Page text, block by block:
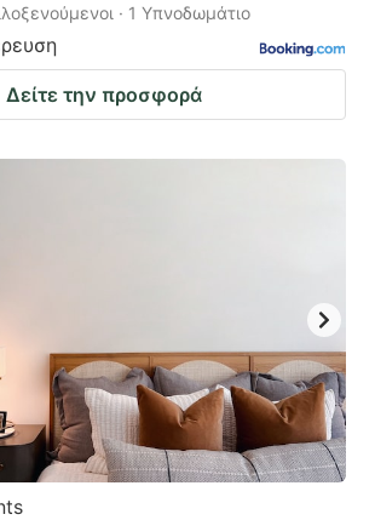
· 1 Υπνοδωμάτιο
Δείτε την προσφορά